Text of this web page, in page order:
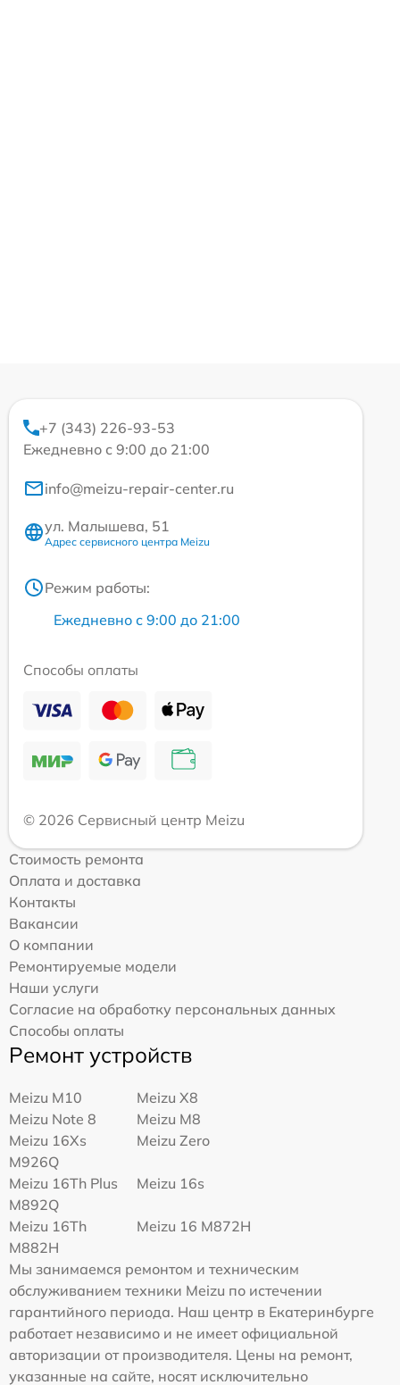
+7 (343) 226-93-53
Ежедневно с 9:00 до 21:00
info@meizu-repair-center.ru
ул. Малышева, 51
Адрес сервисного центра Meizu
Режим работы:
Ежедневно с 9:00 до 21:00
Способы оплаты
© 2026 Сервисный центр Meizu
Стоимость ремонта
Оплата и доставка
Контакты
Вакансии
О компании
Ремонтируемые модели
Наши услуги
Согласие на обработку персональных данных
Способы оплаты
Ремонт устройств
Meizu M10
Meizu X8
Meizu Note 8
Meizu M8
Meizu 16Xs
M926Q
Meizu Zero
Meizu 16Th Plus
M892Q
Meizu 16s
Meizu 16Th
M882H
Meizu 16 M872H
Мы занимаемся ремонтом и техническим
обслуживанием техники Meizu по истечении
гарантийного периода. Наш центр в Екатеринбурге
работает независимо и не имеет официальной
авторизации от производителя. Цены на ремонт,
указанные на сайте, носят исключительно